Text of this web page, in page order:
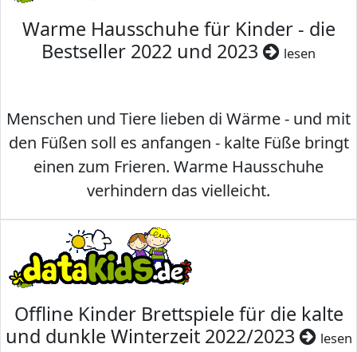
Warme Hausschuhe für Kinder - die
Bestseller 2022 und 2023
lesen
Menschen und Tiere lieben di Wärme - und mit
den Füßen soll es anfangen - kalte Füße bringt
einen zum Frieren. Warme Hausschuhe
verhindern das vielleicht.
Offline Kinder Brettspiele für die kalte
und dunkle Winterzeit 2022/2023
lesen